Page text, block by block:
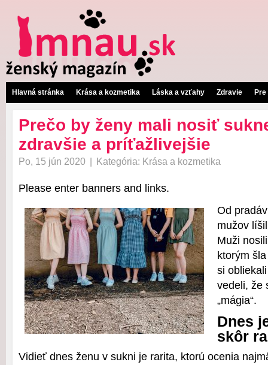
Hlavná stránka Krása a kozmetika Láska a vzťahy Zdravie
Prečo by ženy mali nosiť
zdravšie a príťažlivejšie
Po, 15 jún 2020 Kategória: Krása a kozmetika
Please enter banners and links.
Od
mužov
Muži
ktorým
si
vedeli, že
„mágia“.
Dnes
skôr
Vidieť dnes ženu v sukni je rarita, ktorú ocenia